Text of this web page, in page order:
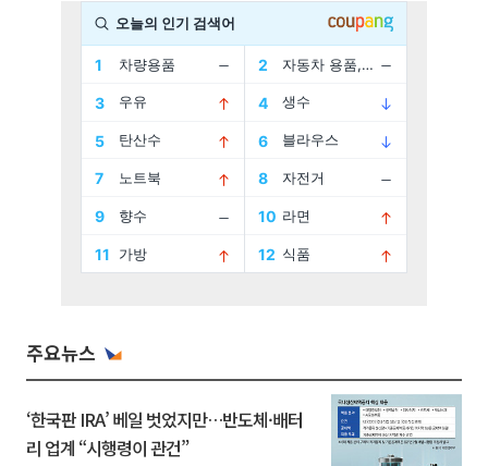
주요뉴스
‘한국판 IRA’ 베일 벗었지만…반도체·배터
리 업계 “시행령이 관건”